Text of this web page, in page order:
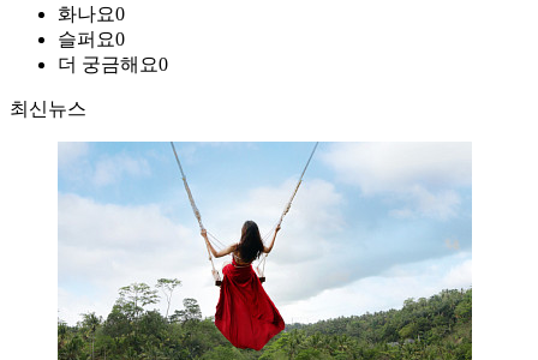
화나요0
슬퍼요0
더 궁금해요0
최신뉴스